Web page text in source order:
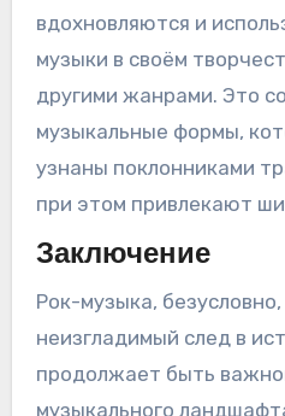
вдохновляются и
музыки в своём
другими жанрами. Это
музыкальные формы,
узнаны поклонниками
при этом привлекают
Заключение
Рок-музыка,
неизгладимый след в
продолжает быть
музыкального